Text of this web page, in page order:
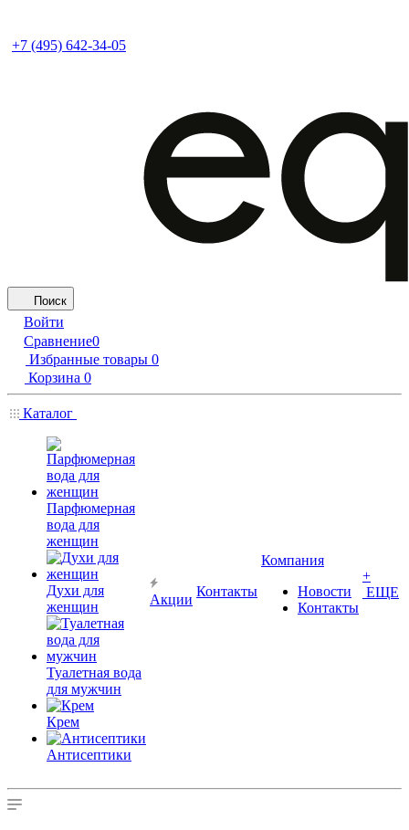
+7 (495) 642-34-05
Поиск
Войти
Сравнение0
Избранные товары 0
Корзина 0
Каталог
Парфюмерная
вода для
женщин
Духи для
женщин
Туалетная вода
для мужчин
Крем
Антисептики
Акции
Контакты
Компания
Новости
Контакты
+
ЕЩЕ